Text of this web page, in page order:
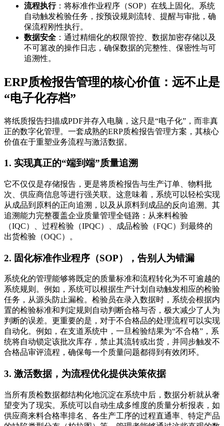
流程执行：将标准作业程序（SOP）在线上固化。系统
自动触发检验任务，按预设规则流转、提醒与审批，确
保流程刚性执行。
数据安全 ：通过精细化的权限管控、数据加密存储以及
不可篡改的操作日志，确保数据的完整性、保密性与可
追溯性。
ERP质检报告管理的核心价值：远不止是
“电子化存档”
将纸质报告扫描成PDF并存入电脑，这只是“电子化”，而非真
正的数字化管理。一套成熟的ERP质检报告管理方案，其核心
价值在于重塑业务流程与激活数据。
1. 实现真正的“端到端”质量追溯
它不仅仅是存储报告，更是将质检报告与生产订单、物料批
次、供应商信息等进行强关联。这意味着，系统可以轻松实现
从成品到原料的正向追溯，以及从原料到成品的反向追溯。其
追溯能力完整覆盖企业质量管理全链路：从来料检验
（IQC）、过程检验（IPQC）、成品检验（FQC）到最终的
出货检验（OQC）。
2. 固化标准作业程序（SOP），告别人为错漏
系统化的管理能够将既定的质量标准和流程转化为不可逾越的
系统规则。例如，系统可以根据生产计划自动触发相应的检验
任务，从源头防止漏检。检验员在录入数据时，系统会根据内
置的检验标准和判定规则自动判断合格与否，极大减少了人为
判断的误差。更重要的是，对于不合格品的处理流程可以实现
自动化。例如，在支道系统中，一旦检验结果为“不合格”，系
统将自动锁定该批次库存，禁止其流转或出货，并同步触发不
合格品审评流程，确保每一个质量问题都得到有效闭环。
3. 激活数据，为流程优化提供决策依据
当所有质检数据都结构化地沉淀在系统中后，数据分析就从奢
望变为了现实。系统可以自动生成多维度的质量分析报表，如
供应商来料合格率排名、各生产工序的过程直通率、特定产品